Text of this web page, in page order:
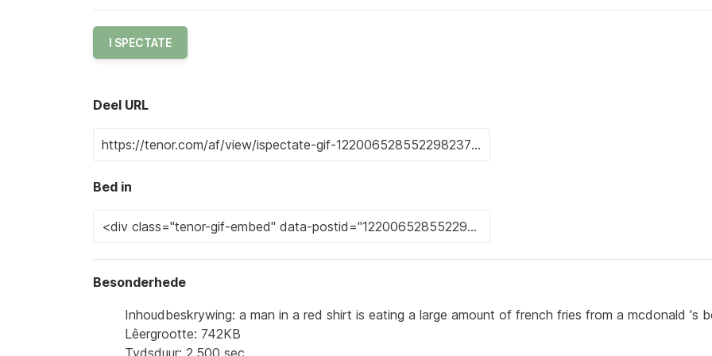
I SPECTATE
Deel URL
Bed in
Besonderhede
Inhoudbeskrywing: a man in a red shirt is eating a large amount of french fries from a mcdonald 's
Lêergrootte: 742KB